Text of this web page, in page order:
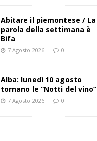
Abitare il piemontese / La
parola della settimana è
Bifa
7 Agosto 2026 0
Alba: lunedì 10 agosto
tornano le “Notti del vino”
7 Agosto 2026 0